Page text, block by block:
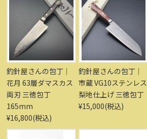
釣針屋さんの包丁｜
花月 63層ダマスカス
両刃 三徳包丁
165mm
¥16,800(税込)
釣針屋さんの包丁｜
市蔵 VG10ステンレス
梨地仕上げ 三徳包丁
¥15,000(税込)